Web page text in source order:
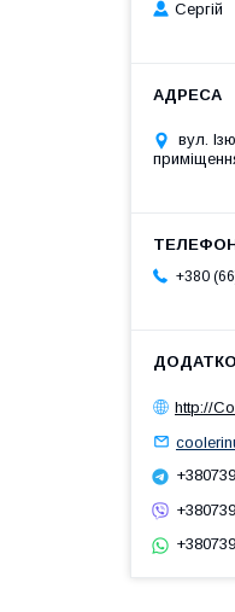
Сергій
вул.
+380
http://